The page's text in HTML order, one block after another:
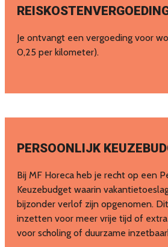
Je ontvangt een vergoeding voor
0,25 per kilometer).
PERSOONLIJK
Bij MF Horeca heb je recht op een
Keuzebudget waarin
bijzonder verlof zijn opgenomen.
inzetten voor meer vrije tijd of
voor scholing of duurzame